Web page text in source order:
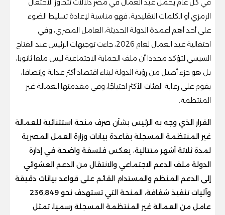
في كل عام يحمل عيد العمال في مصر دلالات تتجاوز الاحتفال
الرمزي أو الكلمات التقليدية، فهو مناسبة لإعادة تسليط الضوء
على أحد أهم أعمدة الدولة الحديثة، العامل المصري، وفي
احتفالية عيد العمال لعام 2026، جاءت توجيهات الرئيس عبد الفتاح
السيسي لتؤكد مجددا أن ملف الحماية الاجتماعية ليس ملفا ثانويا،
بل هو جزء أصيل من رؤية الدولة لبناء اقتصاد أكثر عدالة وإنصافا،
يقوم على رعاية الفئات الأكثر احتياجًا، وفي مقدمتها العمالة غير
المنتظمة.
القرار الذي وجه به الرئيس بشأن صرف منحة استثنائية للعمالة
غير المنتظمة المسجلة بقاعدة بيانات وزارة العمل المصرية
لمدة ثلاثة أشهر متتالية، يعكس فلسفة واضحة في إدارة
الدولة ملف الدعم الاجتماعي والانتقال من الدعم العشوائي
إلى الدعم المنظم والمستدام القائم على قواعد بيانات دقيقة
وآليات تنفيذ شفافة، المنحة التي تستهدف نحو 236,849
عامل من العمالة غير المنتظمة المسجلة رسميا، تمثل